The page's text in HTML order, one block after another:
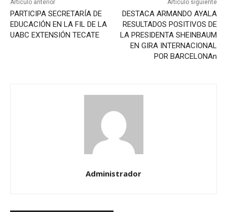
Artículo anterior
PARTICIPA SECRETARÍA DE
EDUCACIÓN EN LA FIL DE LA
UABC EXTENSIÓN TECATE
Artículo siguiente
DESTACA ARMANDO AYALA
RESULTADOS POSITIVOS DE
LA PRESIDENTA SHEINBAUM
EN GIRA INTERNACIONAL
POR BARCELONAn
Administrador